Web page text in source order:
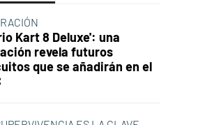
Kart 8 Deluxe': una
revela futuros
que se añadirán en el